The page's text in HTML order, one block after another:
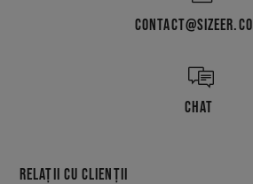
CHAT
RELAȚII CU CLIENȚII